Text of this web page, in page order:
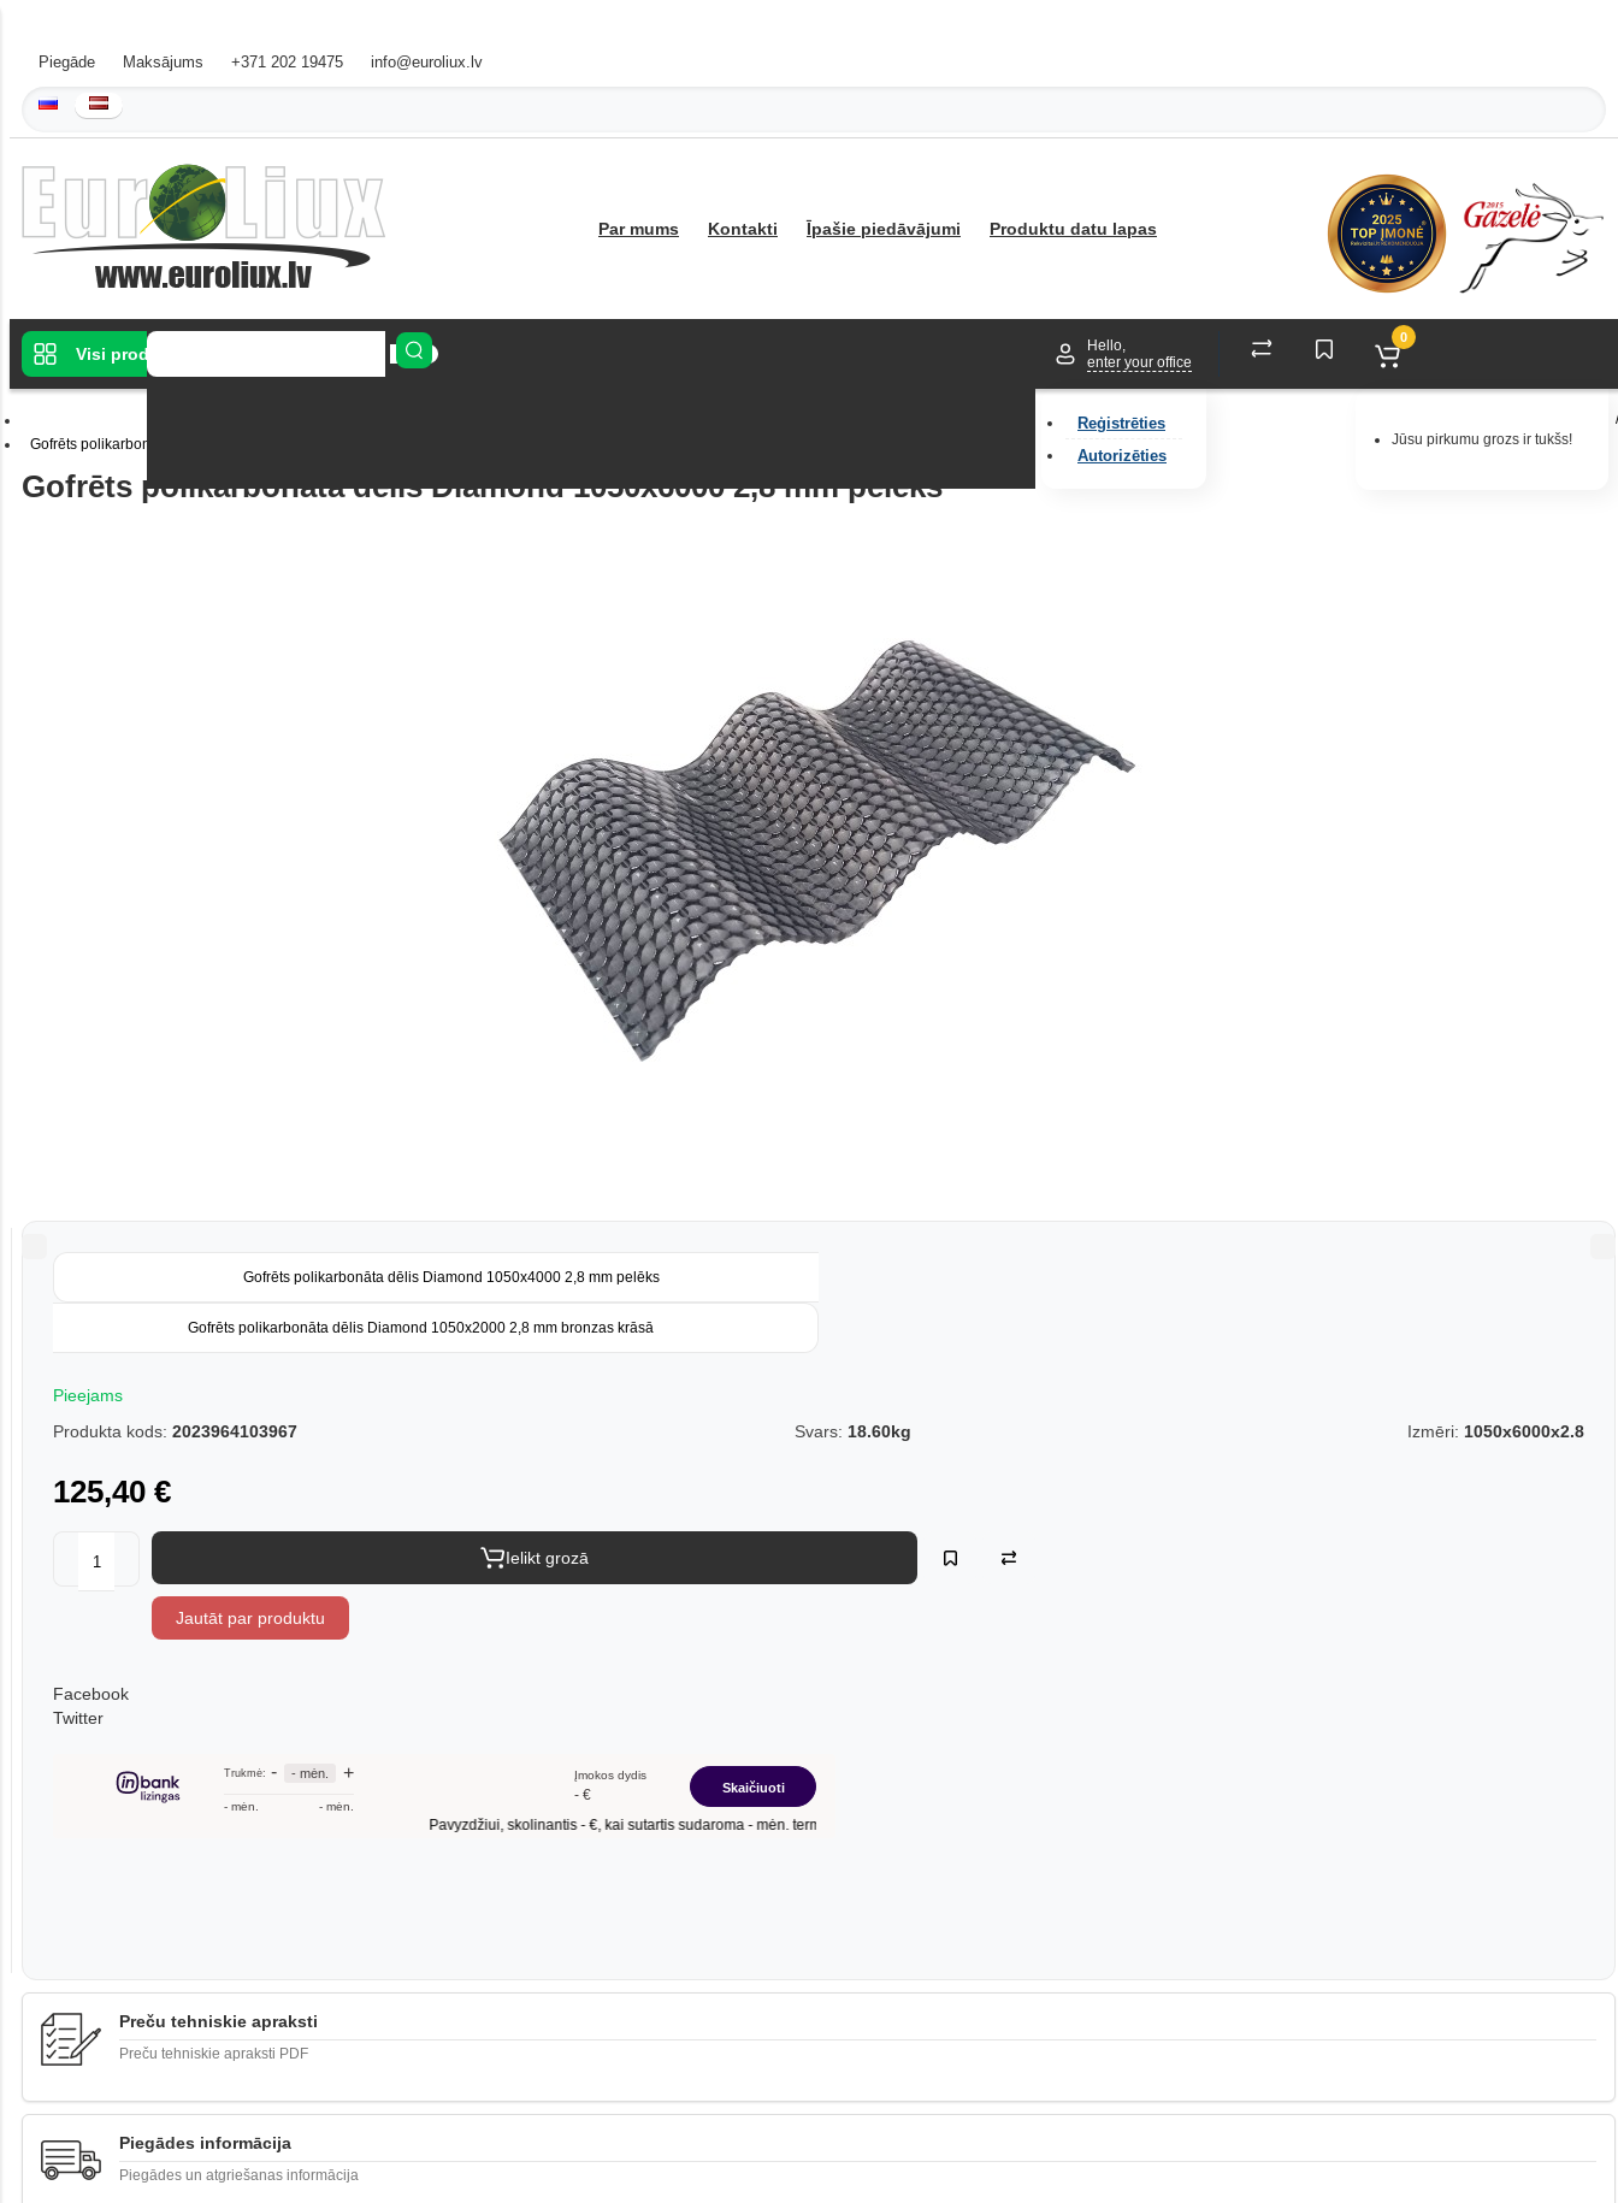
Piegāde Maksājums +371 202 19475 info@euroliux.lv
Par mums Kontakti Īpašie piedāvājumi Produktu datu lapas
Visi produkti
Hello,
enter your office
Reģistrēties
Autorizēties
0
Jūsu pirkumu grozs ir tukšs!
Gofrēts polikarbonāta dēlis Diamond 1050x6000 2,8 mm pelēks
Gofrēts polikarbonāta dēlis Diamond 1050x6000 2,8 mm pelēks
Gofrēts polikarbonāta dēlis Diamond 1050x4000 2,8 mm pelēks
Gofrēts polikarbonāta dēlis Diamond 1050x2000 2,8 mm bronzas krāsā
Pieejams
Produkta kods: 2023964103967 Svars: 18.60kg Izmēri: 1050x6000x2.8
125,40 €
Ielikt grozā
Jautāt par produktu
Facebook
Twitter
Preču tehniskie apraksti
Preču tehniskie apraksti PDF
Piegādes informācija
Piegādes un atgriešanas informācija